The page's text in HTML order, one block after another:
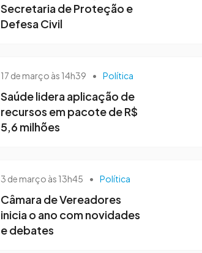
Secretaria de Proteção e
Defesa Civil
17 de março às 14h39 • Política
Saúde lidera aplicação de
recursos em pacote de R$
5,6 milhões
3 de março às 13h45 • Política
Câmara de Vereadores
inicia o ano com novidades
e debates